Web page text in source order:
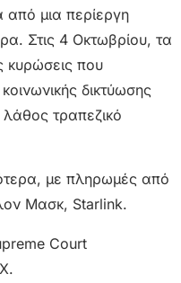
από μια περίεργη
Στις 4 Οκτωβρίου, τα
κυρώσεις που
δικτύωσης
τραπεζικό
με πληρωμές από
Μασκ, Starlink.
Court